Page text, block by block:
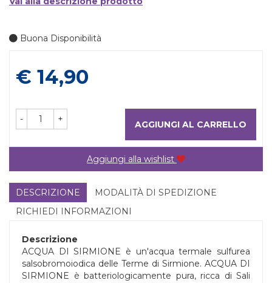
Buona Disponibilità
Prezzo
€ 14,90
- + AGGIUNGI AL CARRELLO
Aggiungi alla wishlist
DESCRIZIONE
MODALITÀ DI SPEDIZIONE
RICHIEDI INFORMAZIONI
Descrizione
ACQUA DI SIRMIONE è un'acqua termale sulfurea
salsobromoiodica delle Terme di Sirmione. ACQUA DI
SIRMIONE è batteriologicamente pura, ricca di Sali